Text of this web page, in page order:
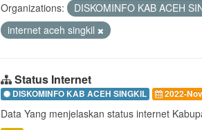
Organizations: DISKOMINFO KAB ACEH
internet aceh singkil
Status Internet
DISKOMINFO KAB ACEH SINGKIL 2022-
Data Yang menjelaskan status internet